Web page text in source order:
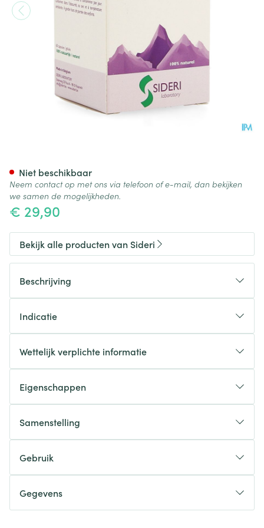
€ 29,90
Niet beschikbaar
Neem contact op met ons via telefoon of e-mail, dan bekijken
we samen de mogelijkheden.
Bekijk alle producten van Sideri
Beschrijving
Indicatie
Wettelijk verplichte informatie
Eigenschappen
Samenstelling
Gebruik
Gegevens